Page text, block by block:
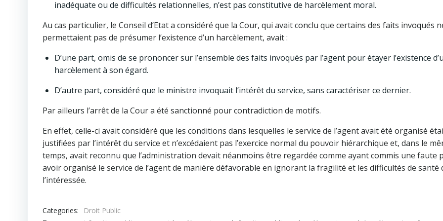
inadéquate ou de difficultés relationnelles, n’est pas constitutive de harcèlement moral.
Au cas particulier, le Conseil d’Etat a considéré que la Cour, qui avait conclu que certains des faits invoqués
permettaient pas de présumer l’existence d’un harcèlement, avait :
D’une part, omis de se prononcer sur l’ensemble des faits invoqués par l’agent pour étayer l’existence
harcèlement à son égard.
D’autre part, considéré que le ministre invoquait l’intérêt du service, sans caractériser ce dernier.
Par ailleurs l’arrêt de la Cour a été sanctionné pour contradiction de motifs.
En effet, celle-ci avait considéré que les conditions dans lesquelles le service de l’agent avait été organisé
justifiées par l’intérêt du service et n’excédaient pas l’exercice normal du pouvoir hiérarchique et, dans le
temps, avait reconnu que l’administration devait néanmoins être regardée comme ayant commis une faute
avoir organisé le service de l’agent de manière défavorable en ignorant la fragilité et les difficultés de santé
l’intéressée.
Categories:
Droit Public